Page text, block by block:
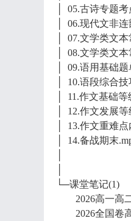
│ 05.古诗专题
│ 06.现代文非
│ 07.文学类文
│ 08.文学类文
│ 09.语用基础
│ 10.语段综合
│ 11.作文基础
│ 12.作文发展
│ 13.作文重难
│ 14.备战期末
└─课堂笔记(1)
2026高一高二
2026全国卷高